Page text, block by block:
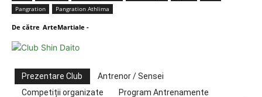
Pangration
Pangration Athlima
De către ArteMartiale -
Prezentare Club
Antrenor / Sensei
Competiții organizate
Program Antrenamente